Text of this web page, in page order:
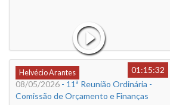
Helvécio Arantes
01:15:32
08/05/2026 - 11ª Reunião Ordinária -
Comissão de Orçamento e Finanças